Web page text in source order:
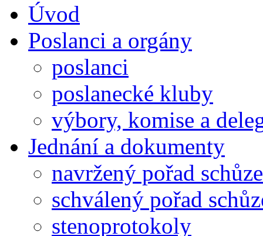
Úvod
Poslanci a orgány
poslanci
poslanecké kluby
výbory, komise a
Jednání a dokumenty
navržený pořad schůze
schválený pořad
stenoprotokoly